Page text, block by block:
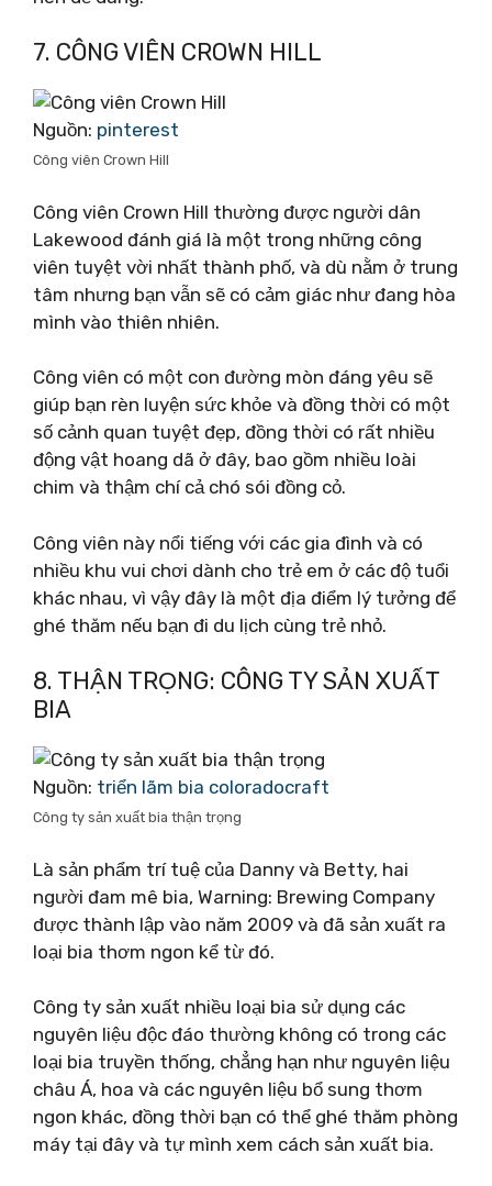
7. CÔNG VIÊN CROWN HILL
Nguồn: pinterest
Công viên Crown Hill
Công viên Crown Hill thường được người dân
Lakewood đánh giá là một trong những công
viên tuyệt vời nhất thành phố, và dù nằm ở trung
tâm nhưng bạn vẫn sẽ có cảm giác như đang hòa
mình vào thiên nhiên.
Công viên có một con đường mòn đáng yêu sẽ
giúp bạn rèn luyện sức khỏe và đồng thời có một
số cảnh quan tuyệt đẹp, đồng thời có rất nhiều
động vật hoang dã ở đây, bao gồm nhiều loài
chim và thậm chí cả chó sói đồng cỏ.
Công viên này nổi tiếng với các gia đình và có
nhiều khu vui chơi dành cho trẻ em ở các độ tuổi
khác nhau, vì vậy đây là một địa điểm lý tưởng để
ghé thăm nếu bạn đi du lịch cùng trẻ nhỏ.
8. THẬN TRỌNG: CÔNG TY SẢN XUẤT
BIA
Nguồn: triển lãm bia coloradocraft
Công ty sản xuất bia thận trọng
Là sản phẩm trí tuệ của Danny và Betty, hai
người đam mê bia, Warning: Brewing Company
được thành lập vào năm 2009 và đã sản xuất ra
loại bia thơm ngon kể từ đó.
Công ty sản xuất nhiều loại bia sử dụng các
nguyên liệu độc đáo thường không có trong các
loại bia truyền thống, chẳng hạn như nguyên liệu
châu Á, hoa và các nguyên liệu bổ sung thơm
ngon khác, đồng thời bạn có thể ghé thăm phòng
máy tại đây và tự mình xem cách sản xuất bia.